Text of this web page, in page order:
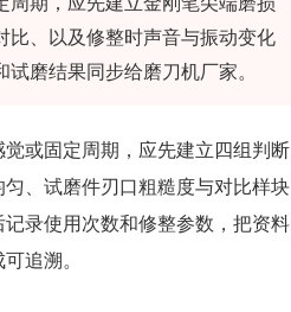
比、以及修整时声音与振动变化
磨结果同步给磨刀机厂家。
或固定周期，应先建立四组判断
、试磨件刃口粗糙度与对比样块
录使用次数和修整参数，把资料
追溯。